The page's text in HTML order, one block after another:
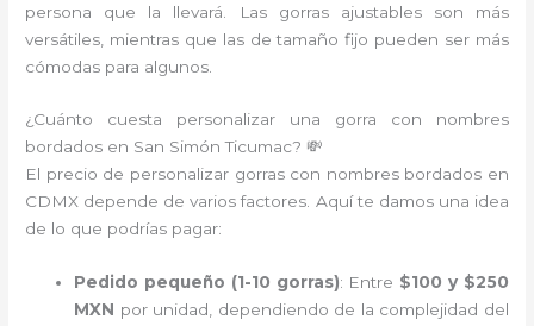
persona que la llevará. Las gorras ajustables son más
versátiles, mientras que las de tamaño fijo pueden ser más
cómodas para algunos.
¿Cuánto cuesta personalizar una gorra con nombres
bordados en San Simón Ticumac? 💸
El precio de personalizar gorras con nombres bordados en
CDMX depende de varios factores. Aquí te damos una idea
de lo que podrías pagar:
Pedido pequeño (1-10 gorras): Entre $100 y $250
MXN por unidad, dependiendo de la complejidad del